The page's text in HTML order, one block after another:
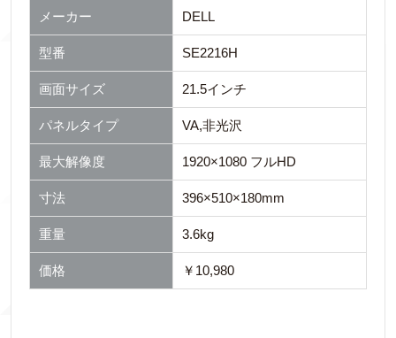
メーカー DELL
型番 SE2216H
画面サイズ 21.5インチ
パネルタイプ VA,非光沢
最大解像度 1920×1080 フルHD
寸法 396×510×180mm
重量 3.6kg
価格 ￥10,980